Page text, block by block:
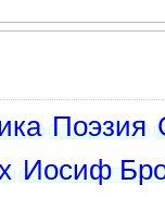
Поэзия
Иосиф